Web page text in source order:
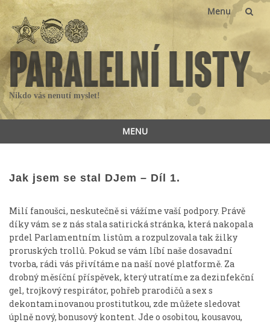
Menu
Skip
content
Nikdo vás nenutí myslet!
MENU
content
Jak jsem se stal DJem – Díl 1.
Milí fanoušci, neskutečně si vážíme vaší podpory. Právě
díky vám se z nás stala satirická stránka, která nakopala
prdel Parlamentním listům a rozpulzovala tak žilky
proruských trollů. Pokud se vám líbí naše dosavadní
tvorba, rádi vás přivítáme na naší nové platformě. Za
drobný měsíční příspěvek, který utratíme za dezinfekční
gel, trojkový respirátor, pohřeb prarodičů a sex s
dekontaminovanou prostitutkou, zde můžete sledovat
úplně nový, bonusový kontent. Jde o osobitou, kousavou,